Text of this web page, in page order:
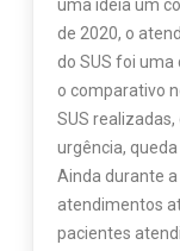
uma ideia um
de 2020, o
do SUS foi
o comparativo
SUS realizadas,
urgência, queda
Ainda durante
atendimentos
pacientes